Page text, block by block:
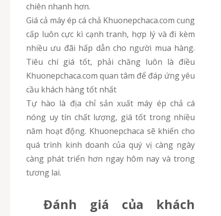
chiên nhanh hơn.
Giá cả máy ép cá chả Khuonepchaca.com cung
cấp luôn cực kì cạnh tranh, hợp lý và đi kèm
nhiều ưu đãi hấp dẫn cho người mua hàng.
Tiêu chí giá tốt, phải chăng luôn là điều
Khuonepchaca.com quan tâm để đáp ứng yêu
cầu khách hàng tốt nhất
Tự hào là địa chỉ sản xuất máy ép chả cá
nóng uy tín chất lượng, giá tốt trong nhiều
năm hoạt động. Khuonepchaca sẽ khiến cho
quá trình kinh doanh của quý vị càng ngày
càng phát triển hơn ngay hôm nay và trong
tương lai.
Đánh giá của khách